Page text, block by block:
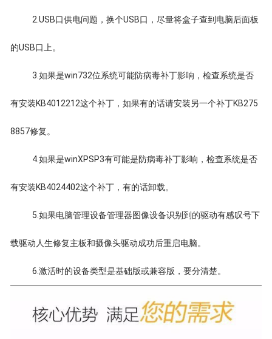
2.USB口供电问题，换个USB口，尽量将盒子查到电脑后面板
的USB口上。
3.如果是win732位系统可能防病毒补丁影响，检查系统是否
有安装KB4012212这个补丁，如果有的话请安装另一个补丁KB275
8857修复。
4.如果是winXPSP3有可能是防病毒补丁影响，检查系统是否
有安装KB4024402这个补丁，有的话卸载。
5.如果电脑管理设备管理器图像设备识别到的驱动有感叹号下
载驱动人生修复主板和摄像头驱动成功后重启电脑。
6.激活时的设备类型是基础版或兼容版，要分清楚。